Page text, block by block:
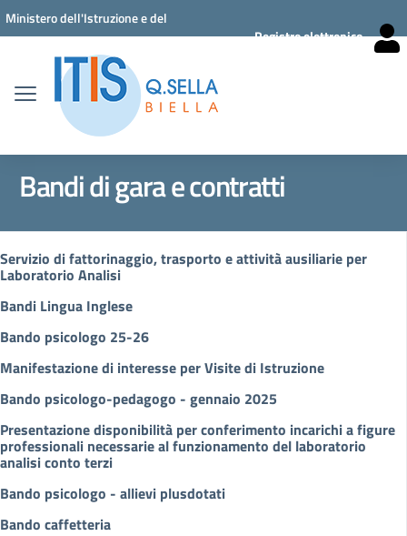
Vai ai contenuti
Vai al menu di navigazione
Vai al footer
Ministero dell'Istruzione e del
Registro elettronico
Bandi di gara e contratti
Servizio di fattorinaggio, trasporto e attività ausiliarie per
Laboratorio Analisi
Bandi Lingua Inglese
Bando psicologo 25-26
Manifestazione di interesse per Visite di Istruzione
Bando psicologo-pedagogo - gennaio 2025
Presentazione disponibilità per conferimento incarichi a figure
professionali necessarie al funzionamento del laboratorio
analisi conto terzi
Bando psicologo - allievi plusdotati
Bando caffetteria